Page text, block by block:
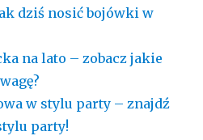
dziś nosić bojówki w
na lato – zobacz jakie
w stylu party – znajdź
party!